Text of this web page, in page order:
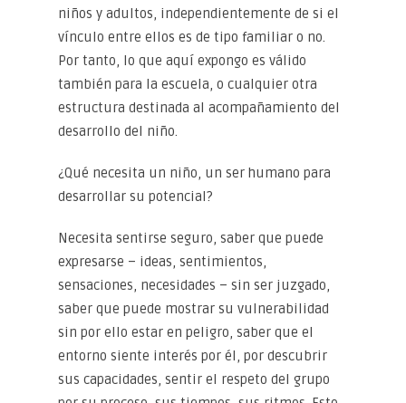
niños y adultos, independientemente de si el
vínculo entre ellos es de tipo familiar o no.
Por tanto, lo que aquí expongo es válido
también para la escuela, o cualquier otra
estructura destinada al acompañamiento del
desarrollo del niño.
¿Qué necesita un niño, un ser humano para
desarrollar su potencial?
Necesita sentirse seguro, saber que puede
expresarse – ideas, sentimientos,
sensaciones, necesidades – sin ser juzgado,
saber que puede mostrar su vulnerabilidad
sin por ello estar en peligro, saber que el
entorno siente interés por él, por descubrir
sus capacidades, sentir el respeto del grupo